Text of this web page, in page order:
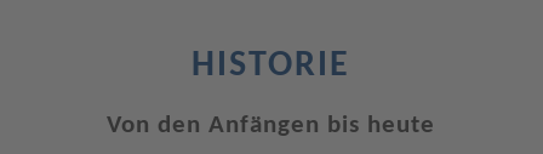
HISTORIE
Von den Anfängen bis heute